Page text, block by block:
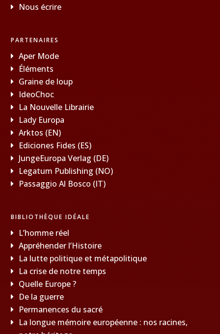
Nous écrire
PARTENAIRES
Aper Mode
Éléments
Graine de loup
IdeoChoc
La Nouvelle Librairie
Lady Europa
Arktos (EN)
Ediciones Fides (ES)
JungeEuropa Verlag (DE)
Legatum Publishing (NO)
Passaggio Al Bosco (IT)
BIBLIOTHÈQUE IDÉALE
L’homme réel
Appréhender l’Histoire
La lutte politique et métapolitique
La crise de notre temps
Quelle Europe ?
De la guerre
Permanences du sacré
La longue mémoire européenne : nos racines,